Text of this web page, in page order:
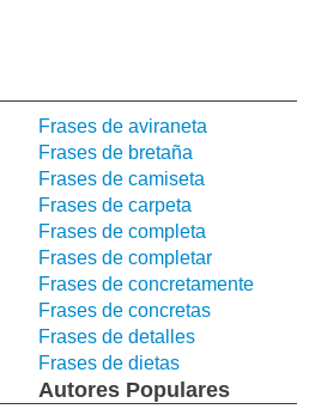
Frases de aviraneta
Frases de bretaña
Frases de camiseta
Frases de carpeta
Frases de completa
Frases de completar
Frases de concretamente
Frases de concretas
Frases de detalles
Frases de dietas
Autores Populares